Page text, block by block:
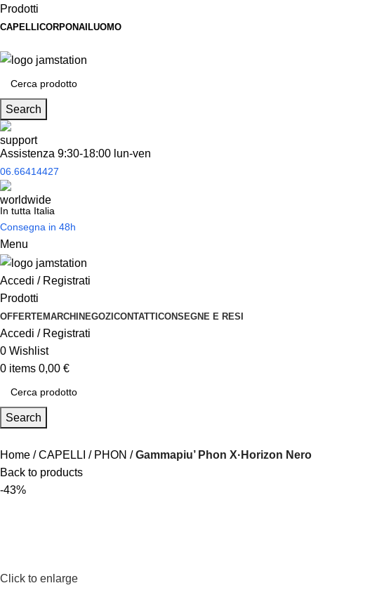
Prodotti
CAPELLI CORPONAILUOMO
Search
Assistenza 9:30-18:00 lun-ven
06.66414427
In tutta Italia
Consegna in 48h
Menu
Accedi / Registrati
Prodotti
OFFERTEMARCHINEGOZICONTATTICONSEGNE E RESI
Accedi / Registrati
0 Wishlist
0 items 0,00 €
Search
Home CAPELLI PHON
Gammapiu’ Phon X·Horizon Nero
Back to products
-43%
Click to enlarge